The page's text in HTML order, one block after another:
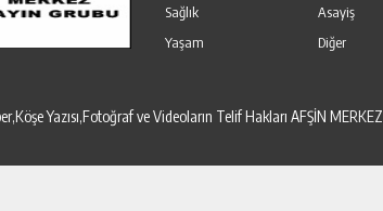
Sağlık
Asayiş
Yaşam
Diğer
Yazısı,Fotoğraf ve Videoların Telif Hakları AFŞİN